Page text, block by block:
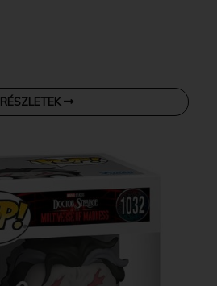
RÉSZLETEK